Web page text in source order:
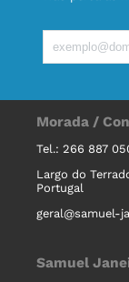
Morada /
Tel.: 266 887
Largo do
Portugal
geral@samuel-
Samuel